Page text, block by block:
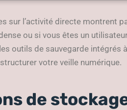
sur l’activité directe montrent
ou si vous êtes un
outils de sauvegarde intégrés
votre veille numérique.
de